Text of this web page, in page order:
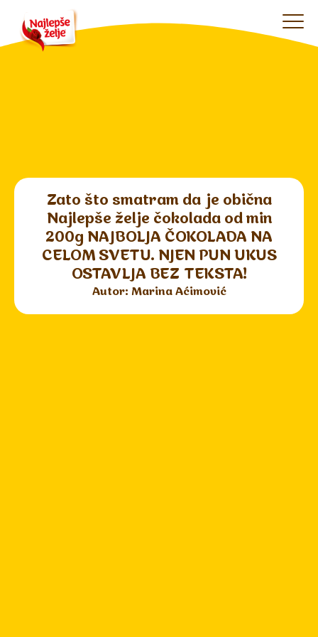
Zato što smatram da je obična
Najlepše želje čokolada od min
200g NAJBOLJA ČOKOLADA NA
CELOM SVETU. NJEN PUN UKUS
OSTAVLJA BEZ TEKSTA!
Autor: Marina Aćimović